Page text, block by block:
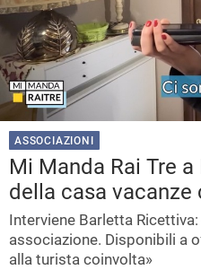
ASSOCIAZIONI
Mi Manda Rai Tre
della casa
Interviene Barletta
associazione. Disponibili a
alla turista coinvolta»